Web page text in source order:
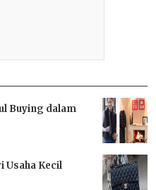
Buying dalam
Usaha Kecil